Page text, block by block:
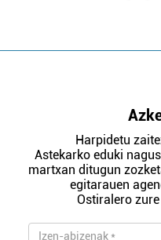
Harpidetu
Astekarko eduki
martxan ditugun
egitarauen
Ostiralero